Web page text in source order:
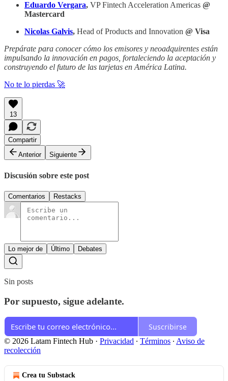
Eduardo Vergara, VP Fintech Acceleration Americas @
Mastercard
Nicolas Galvis, Head of Products and Innovation @ Visa
Prepárate para conocer cómo los emisores y neoadquirentes están
impulsando la innovación en pagos, fortaleciendo la aceptación y
construyendo el futuro de las tarjetas en América Latina.
No te lo pierdas 🚀
13
Compartir
Anterior
Siguiente
Discusión sobre este post
Comentarios Restacks
Lo mejor de Último Debates
Sin posts
Por supuesto, sigue adelante.
Suscribirse
© 2026 Latam Fintech Hub · Privacidad ∙ Términos ∙ Aviso de
recolección
Crea tu Substack